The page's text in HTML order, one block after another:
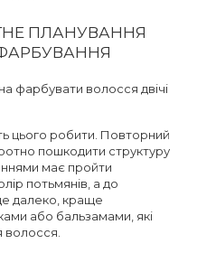
ПЛАНУВАННЯ
фарбувати волосся двічі
цього робити. Повторний
пошкодити структуру
має пройти
потьмянів, а до
далеко, краще
або бальзамами, які
волосся.